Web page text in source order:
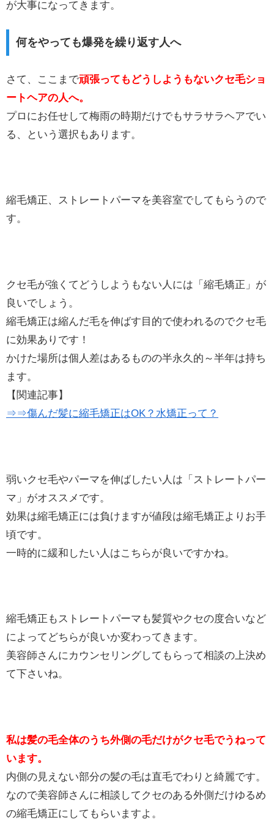
が大事になってきます。
何をやっても爆発を繰り返す人へ
さて、ここまで頑張ってもどうしようもないクセ毛ショ
ートヘアの人へ。
プロにお任せして梅雨の時期だけでもサラサラヘアでい
る、という選択もあります。
縮毛矯正、ストレートパーマを美容室でしてもらうので
す。
クセ毛が強くてどうしようもない人には「縮毛矯正」が
良いでしょう。
縮毛矯正は縮んだ毛を伸ばす目的で使われるのでクセ毛
に効果ありです！
かけた場所は個人差はあるものの半永久的～半年は持ち
ます。
【関連記事】
⇒⇒傷んだ髪に縮毛矯正はOK？水矯正って？
弱いクセ毛やパーマを伸ばしたい人は「ストレートパー
マ」がオススメです。
効果は縮毛矯正には負けますが値段は縮毛矯正よりお手
頃です。
一時的に緩和したい人はこちらが良いですかね。
縮毛矯正もストレートパーマも髪質やクセの度合いなど
によってどちらが良いか変わってきます。
美容師さんにカウンセリングしてもらって相談の上決め
て下さいね。
私は髪の毛全体のうち外側の毛だけがクセ毛でうねって
います。
内側の見えない部分の髪の毛は直毛でわりと綺麗です。
なので美容師さんに相談してクセのある外側だけゆるめ
の縮毛矯正にしてもらいますよ。